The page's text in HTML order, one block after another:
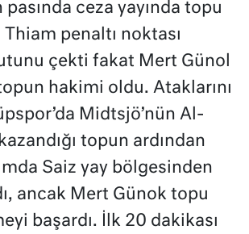
pasında ceza yayında topu
penaltı noktası
çekti fakat Mert Günol
hakimi oldu. Ataklarını
Midtsjö’nün Al-
topun ardından
Saiz yay bölgesinden
ancak Mert Günok topu
başardı. İlk 20 dakikası